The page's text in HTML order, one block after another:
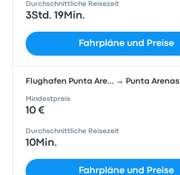
Durchschnittliche Reisezeit
3Std. 19Min.
Fahrpläne und Preise
Flughafen Punta Are… → Punta Arenas
Mindestpreis
10 €
Durchschnittliche Reisezeit
10Min.
Fahrpläne und Preise